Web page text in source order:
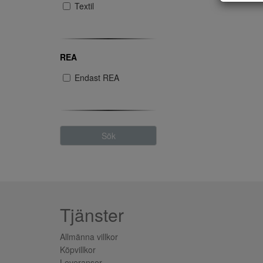
Textil
REA
Endast REA
Sök
Tjänster
Allmänna villkor
Köpvillkor